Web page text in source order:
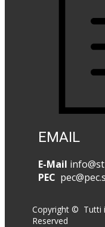
EMAIL
E-Mail
PEC
Copyright © Tutti
Reserved